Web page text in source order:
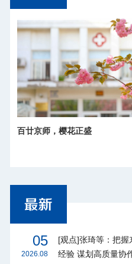
百廿京师，樱花正盛
05
2026.08
[观点]张琦等：把握
经验 谋划高质量协